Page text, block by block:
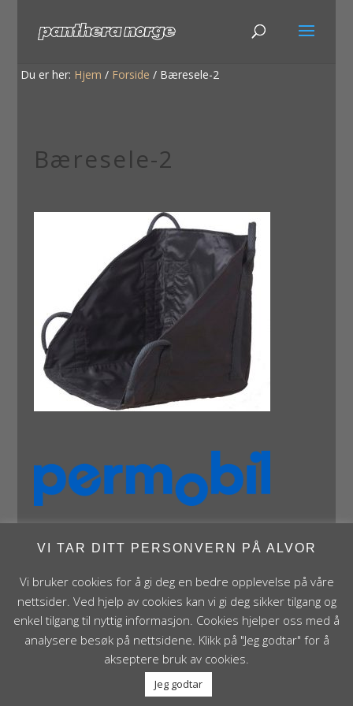
Du er her: Hjem / Forside / Bæresele-2
Bæresele-2
Panthera Norge AS • Røykenveien 142A • NO - 1386
Asker • Norge • post@panthera.no • Tlf: 90 24 55 55 •
Org.nr. NO 995 824 841 MVA Foretaksregisteret
VI TAR DITT PERSONVERN PÅ ALVOR
Vi bruker cookies for å gi deg en bedre opplevelse på våre
nettsider. Ved hjelp av cookies kan vi gi deg sikker tilgang og
enkel tilgang til nyttig informasjon. Cookies hjelper oss med å
analysere besøk på nettsidene. Klikk på "Jeg godtar" for å
akseptere bruk av cookies.
Jeg godtar